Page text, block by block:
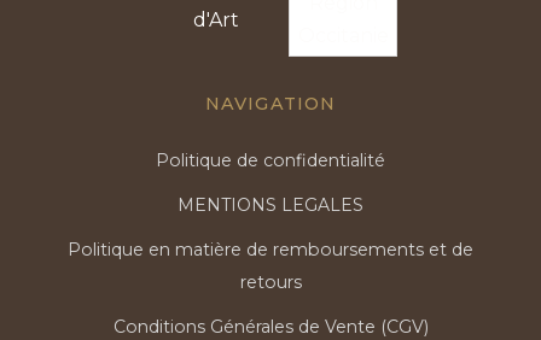
NAVIGATION
Politique de confidentialité
MENTIONS LEGALES
Politique en matière de remboursements et de
retours
Conditions Générales de Vente (CGV)